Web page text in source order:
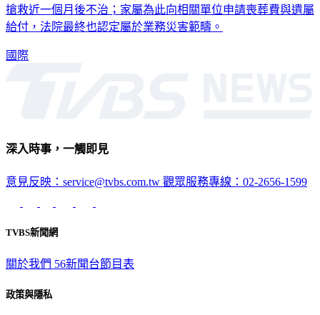
搶救近一個月後不治；家屬為此向相關單位申請喪葬費與遺屬
給付，法院最終也認定屬於業務災害範疇。
國際
深入時事，一觸即見
意見反映：service@tvbs.com.tw 觀眾服務專線：02-2656-1599
TVBS新聞網
關於我們 56新聞台節目表
政策與隱私